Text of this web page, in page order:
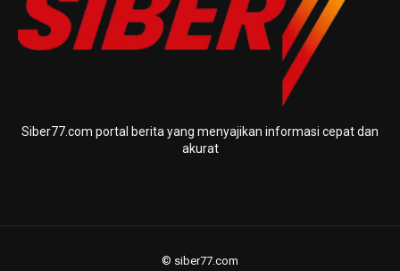
Siber77.com portal berita yang menyajikan informasi cepat dan
akurat
© siber77.com